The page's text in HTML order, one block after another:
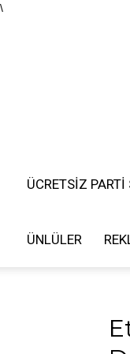
\
ÜCRETSIZ PARTI
ÜNLÜLER